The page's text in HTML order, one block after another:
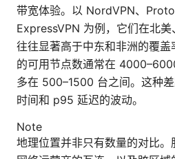
带宽体验。以 NordVPN、
ExpressVPN 为例，它们在北
往往显著高于中东和非洲的覆
的可用节点数通常在
多在 500–1500 台之间。这种
时间和 p95 延迟的波动。
Note
地理位置并非只有数量的对比。